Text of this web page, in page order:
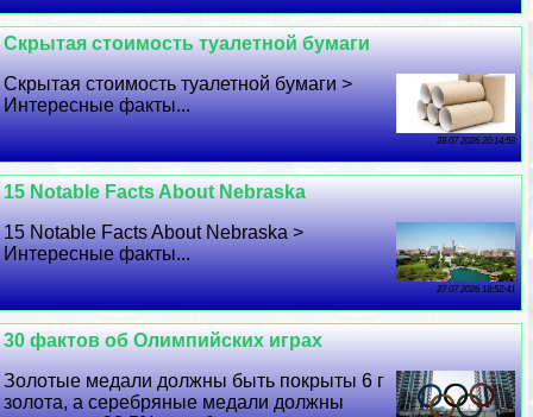
Скрытая стоимость туалетной бумаги
Скрытая стоимость туалетной бумаги >
Интересные факты...
28 07 2026 20:14:59
15 Notable Facts About Nebraska
15 Notable Facts About Nebraska >
Интересные факты...
27 07 2026 18:52:41
30 фактов об Олимпийских играх
Золотые медали должны быть покрыты 6 г
золота, а серебряные медали должны